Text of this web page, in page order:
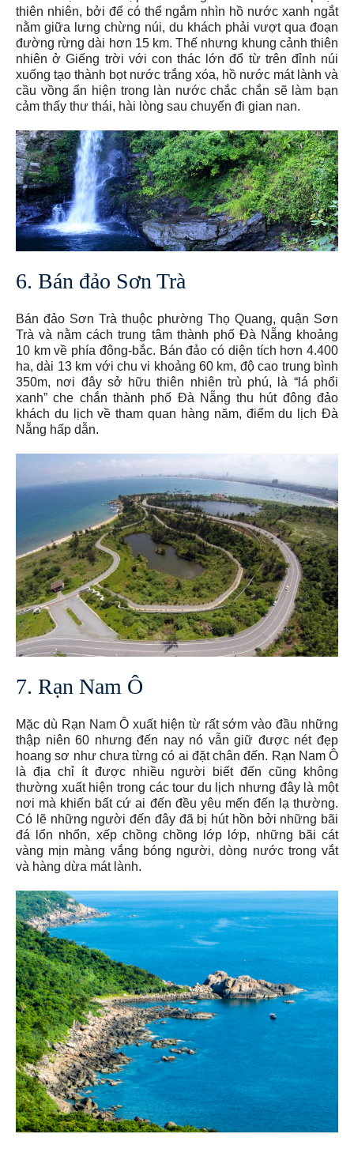
thiên nhiên, bởi để có thể ngắm nhìn hồ nước xanh ngắt
nằm giữa lưng chừng núi, du khách phải vượt qua đoạn
đường rừng dài hơn 15 km. Thế nhưng khung cảnh thiên
nhiên ở Giếng trời với con thác lớn đổ từ trên đỉnh núi
xuống tạo thành bọt nước trắng xóa, hồ nước mát lành và
cầu vồng ẩn hiện trong làn nước chắc chắn sẽ làm bạn
cảm thấy thư thái, hài lòng sau chuyến đi gian nan.
6. Bán đảo Sơn Trà
Bán đảo Sơn Trà thuộc phường Thọ Quang, quận Sơn
Trà và nằm cách trung tâm thành phố Đà Nẵng khoảng
10 km về phía đông-bắc. Bán đảo có diện tích hơn 4.400
ha, dài 13 km với chu vi khoảng 60 km, độ cao trung bình
350m, nơi đây sở hữu thiên nhiên trù phú, là “lá phổi
xanh” che chắn thành phố Đà Nẵng thu hút đông đảo
khách du lịch về tham quan hàng năm, điểm du lịch Đà
Nẵng hấp dẫn.
7. Rạn Nam Ô
Mặc dù Rạn Nam Ô xuất hiện từ rất sớm vào đầu những
thập niên 60 nhưng đến nay nó vẫn giữ được nét đẹp
hoang sơ như chưa từng có ai đặt chân đến. Rạn Nam Ô
là địa chỉ ít được nhiều người biết đến cũng không
thường xuất hiện trong các tour du lịch nhưng đây là một
nơi mà khiến bất cứ ai đến đều yêu mến đến lạ thường.
Có lẽ những người đến đây đã bị hút hồn bởi những bãi
đá lổn nhổn, xếp chồng chồng lớp lớp, những bãi cát
vàng mịn màng vắng bóng người, dòng nước trong vắt
và hàng dừa mát lành.